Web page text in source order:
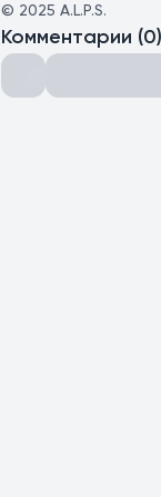
© 2025 A.L.P.S.
Комментарии (0)